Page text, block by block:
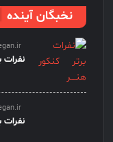
نخبگان آینده
نفرات
نفرات